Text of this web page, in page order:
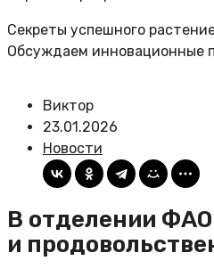
Секреты успешного
Обсуждаем инновационные
Виктор
23.01.2026
Новости
В отделении
и